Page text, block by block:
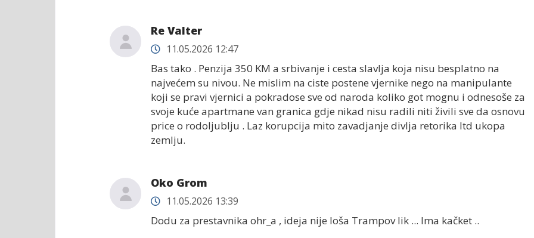
Re Valter
11.05.2026 12:47
Bas tako . Penzija 350 KM a srbivanje i cesta slavlja koja nisu besplatno na
najvećem su nivou. Ne mislim na ciste postene vjernike nego na manipulante
koji se pravi vjernici a pokradose sve od naroda koliko got mognu i odnesoše za
svoje kuće apartmane van granica gdje nikad nisu radili niti živili sve da osnovu
price o rodoljublju . Laz korupcija mito zavadjanje divlja retorika Itd ukopa
zemlju.
Oko Grom
11.05.2026 13:39
Dodu za prestavnika ohr_a , ideja nije loša Trampov lik ... Ima kačket ..